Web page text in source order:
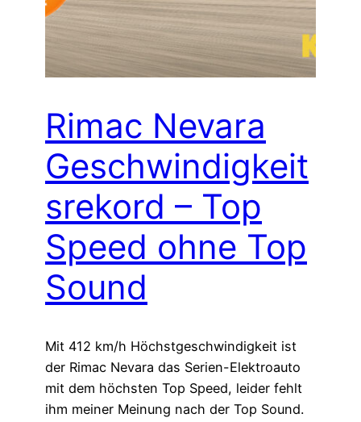
Rimac Nevara
Geschwindigkeit
srekord – Top
Speed ohne Top
Sound
Mit 412 km/h Höchstgeschwindigkeit ist
der Rimac Nevara das Serien-Elektroauto
mit dem höchsten Top Speed, leider fehlt
ihm meiner Meinung nach der Top Sound.